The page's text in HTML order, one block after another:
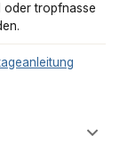
oder tropfnasse